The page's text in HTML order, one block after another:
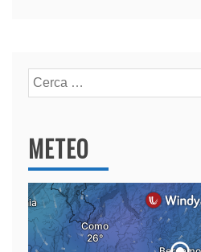
Ricerca
per:
METEO